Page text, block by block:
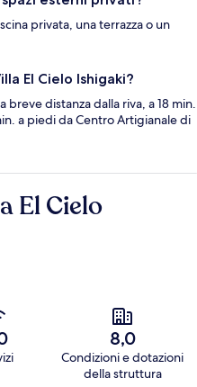
privata, una terrazza o un
El Cielo Ishigaki?
breve distanza dalla riva, a 18 min.
a piedi da Centro Artigianale di
El Cielo
8,0
Condizioni e dotazioni
della struttura